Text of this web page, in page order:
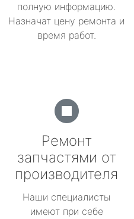
полную информацию.
Назначат цену ремонта и
время работ.
Ремонт
запчастями от
производителя
Наши специалисты
имеют при себе